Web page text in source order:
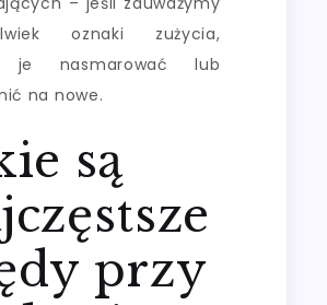
oznaki zużycia,
je nasmarować lub
na nowe.
są
przy